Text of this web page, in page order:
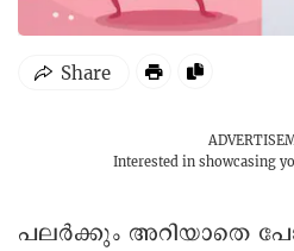
Interested in showcasing
പലര്‍ക്കും അറിയാതെ